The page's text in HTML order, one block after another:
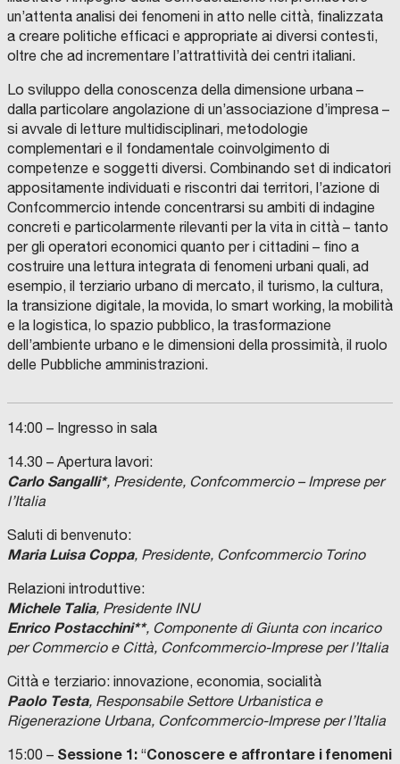
un’attenta analisi dei fenomeni in atto nelle città, finalizzata
a creare politiche efficaci e appropriate ai diversi contesti,
oltre che ad incrementare l’attrattività dei centri italiani.
Lo sviluppo della conoscenza della dimensione urbana –
dalla particolare angolazione di un’associazione d’impresa –
si avvale di letture multidisciplinari, metodologie
complementari e il fondamentale coinvolgimento di
competenze e soggetti diversi. Combinando set di indicatori
appositamente individuati e riscontri dai territori, l’azione di
Confcommercio intende concentrarsi su ambiti di indagine
concreti e particolarmente rilevanti per la vita in città – tanto
per gli operatori economici quanto per i cittadini – fino a
costruire una lettura integrata di fenomeni urbani quali, ad
esempio, il terziario urbano di mercato, il turismo, la cultura,
la transizione digitale, la movida, lo smart working, la mobilità
e la logistica, lo spazio pubblico, la trasformazione
dell’ambiente urbano e le dimensioni della prossimità, il ruolo
delle Pubbliche amministrazioni.
14:00 – Ingresso in sala
14.30 – Apertura lavori:
Carlo Sangalli*, Presidente, Confcommercio – Imprese per
l’Italia
Saluti di benvenuto:
Maria Luisa Coppa, Presidente, Confcommercio Torino
Relazioni introduttive:
Michele Talia, Presidente INU
Enrico Postacchini**, Componente di Giunta con incarico
per Commercio e Città, Confcommercio-Imprese per l’Italia
Città e terziario: innovazione, economia, socialità
Paolo Testa, Responsabile Settore Urbanistica e
Rigenerazione Urbana, Confcommercio-Imprese per l’Italia
15:00 – Sessione 1: “Conoscere e affrontare i fenomeni